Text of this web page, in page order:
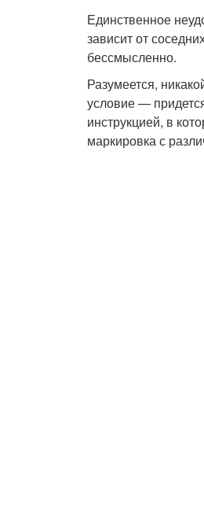
Единственное
зависит от
бессмысленно.
Разумеется,
условие —
инструкцией, в
маркировка с